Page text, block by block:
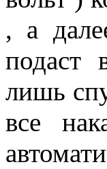
, а
подаст
лишь
все